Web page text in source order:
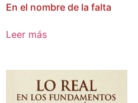
En el nombre de la falta
Leer más